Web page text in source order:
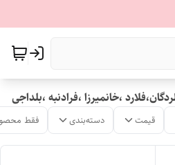
،خانمیرزا ،فرادنبه ،بلداجی
قیمت دسته‌بندی فقط